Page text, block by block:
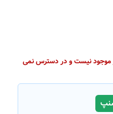
موجود نیست و در دسترس نمی